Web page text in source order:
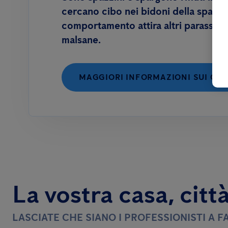
cercano cibo nei bidoni della
comportamento attira altri parassiti
malsane.
MAGGIORI INFORMAZIONI SUI
La vostra casa,
LASCIATE CHE SIANO I PROFESSIONISTI A